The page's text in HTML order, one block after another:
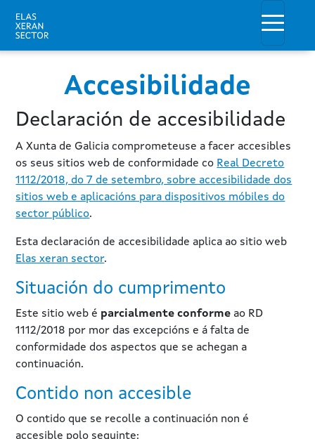
Accesibilidade
Declaración de accesibilidade
A Xunta de Galicia comprometeuse a facer accesibles
os seus sitios web de conformidade co Real Decreto
1112/2018, do 7 de setembro, sobre accesibilidade dos
sitios web e aplicacións para dispositivos móbiles do
sector público.
Esta declaración de accesibilidade aplica ao sitio web
Elas xeran sector.
Situación do cumprimento
Este sitio web é parcialmente conforme ao RD
1112/2018 por mor das excepcións e á falta de
conformidade dos aspectos que se achegan a
continuación.
Contido non accesible
O contido que se recolle a continuación non é
accesible polo seguinte: